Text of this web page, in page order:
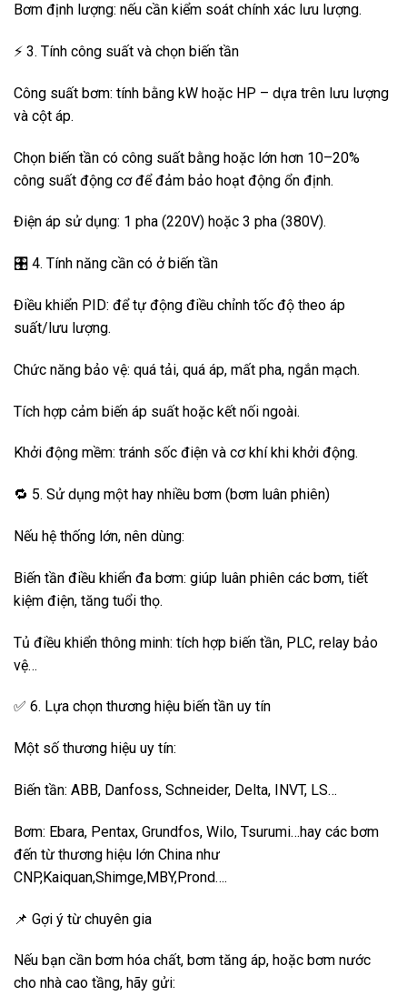
Bơm định lượng: nếu cần kiểm soát chính xác lưu lượng.
⚡ 3. Tính công suất và chọn biến tần
Công suất bơm: tính bằng kW hoặc HP – dựa trên lưu lượng
và cột áp.
Chọn biến tần có công suất bằng hoặc lớn hơn 10–20%
công suất động cơ để đảm bảo hoạt động ổn định.
Điện áp sử dụng: 1 pha (220V) hoặc 3 pha (380V).
🎛️ 4. Tính năng cần có ở biến tần
Điều khiển PID: để tự động điều chỉnh tốc độ theo áp
suất/lưu lượng.
Chức năng bảo vệ: quá tải, quá áp, mất pha, ngắn mạch.
Tích hợp cảm biến áp suất hoặc kết nối ngoài.
Khởi động mềm: tránh sốc điện và cơ khí khi khởi động.
🔁 5. Sử dụng một hay nhiều bơm (bơm luân phiên)
Nếu hệ thống lớn, nên dùng:
Biến tần điều khiển đa bơm: giúp luân phiên các bơm, tiết
kiệm điện, tăng tuổi thọ.
Tủ điều khiển thông minh: tích hợp biến tần, PLC, relay bảo
vệ…
✅ 6. Lựa chọn thương hiệu biến tần uy tín
Một số thương hiệu uy tín:
Biến tần: ABB, Danfoss, Schneider, Delta, INVT, LS…
Bơm: Ebara, Pentax, Grundfos, Wilo, Tsurumi…hay các bơm
đến từ thương hiệu lớn China như
CNP,Kaiquan,Shimge,MBY,Prond….
📌 Gợi ý từ chuyên gia
Nếu bạn cần bơm hóa chất, bơm tăng áp, hoặc bơm nước
cho nhà cao tầng, hãy gửi: